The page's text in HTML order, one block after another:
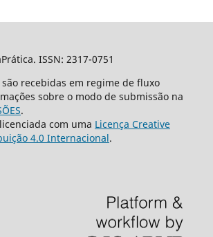
ISSN: 2317-0751
recebidas em regime de fluxo
sobre o modo de submissão na
.
com uma Licença Creative
4.0 Internacional.